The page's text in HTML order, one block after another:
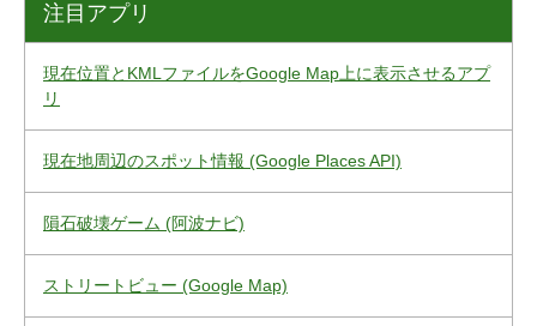
注目アプリ
現在位置とKMLファイルをGoogle Map上に表示させるアプ
リ
現在地周辺のスポット情報 (Google Places API)
隕石破壊ゲーム (阿波ナビ)
ストリートビュー (Google Map)